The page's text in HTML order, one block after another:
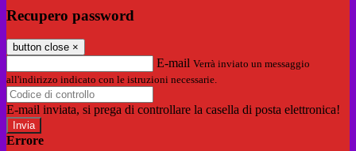
Recupero password
button close ×
E-mail Verrà inviato un messaggio
all'indirizzo indicato con le istruzioni necessarie.
E-mail inviata, si prega di controllare la casella di posta elettronica!
Errore